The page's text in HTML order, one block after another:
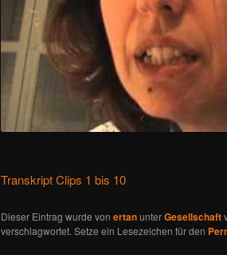
Transkript Clips 1 bis 10
Dieser Eintrag wurde von ertanunterGesellschaft
verschlagwortet. Setze ein Lesezeichen für den